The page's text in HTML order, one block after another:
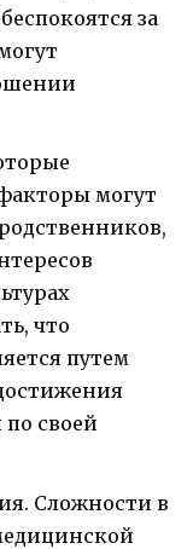
за
могут
что
путем
своей
Сложности в